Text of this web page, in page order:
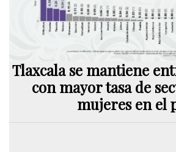
Tlaxcala se mantiene
con mayor tasa de
mujeres en el